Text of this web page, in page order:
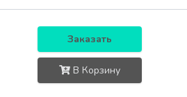
Заказать
В Корзину